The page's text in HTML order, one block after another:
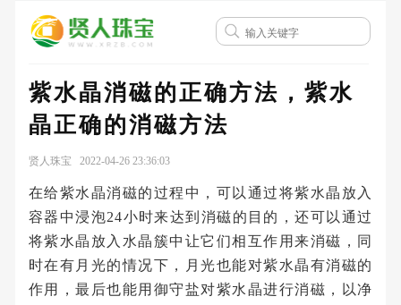
紫水晶消磁的正确方法，紫水
晶正确的消磁方法
贤人珠宝 2022-04-26 23:36:03
在给紫水晶消磁的过程中，可以通过将紫水晶放入
容器中浸泡24小时来达到消磁的目的，还可以通过
将紫水晶放入水晶簇中让它们相互作用来消磁，同
时在有月光的情况下，月光也能对紫水晶有消磁的
作用，最后也能用御守盐对紫水晶进行消磁，以净